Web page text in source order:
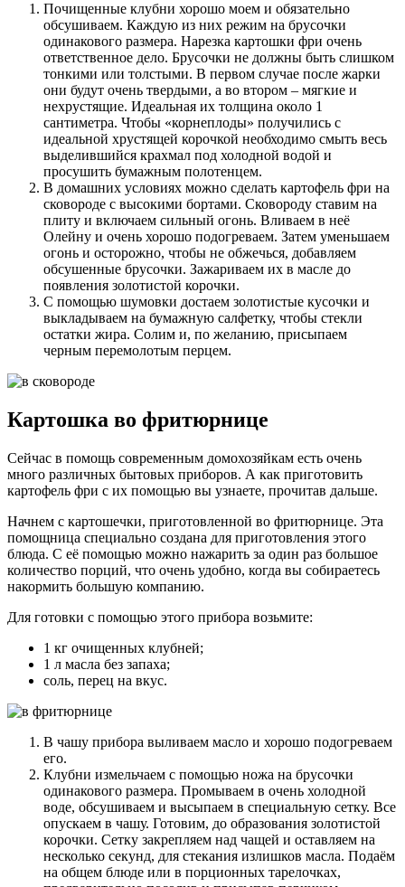
Почищенные клубни хорошо моем и обязательно
обсушиваем. Каждую из них режим на брусочки
одинакового размера. Нарезка картошки фри очень
ответственное дело. Брусочки не должны быть слишком
тонкими или толстыми. В первом случае после жарки
они будут очень твердыми, а во втором – мягкие и
нехрустящие. Идеальная их толщина около 1
сантиметра. Чтобы «корнеплоды» получились с
идеальной хрустящей корочкой необходимо смыть весь
выделившийся крахмал под холодной водой и
просушить бумажным полотенцем.
В домашних условиях можно сделать картофель фри на
сковороде с высокими бортами. Сковороду ставим на
плиту и включаем сильный огонь. Вливаем в неё
Олейну и очень хорошо подогреваем. Затем уменьшаем
огонь и осторожно, чтобы не обжечься, добавляем
обсушенные брусочки. Зажариваем их в масле до
появления золотистой корочки.
С помощью шумовки достаем золотистые кусочки и
выкладываем на бумажную салфетку, чтобы стекли
остатки жира. Солим и, по желанию, присыпаем
черным перемолотым перцем.
Картошка во фритюрнице
Сейчас в помощь современным домохозяйкам есть очень
много различных бытовых приборов. А как приготовить
картофель фри с их помощью вы узнаете, прочитав дальше.
Начнем с картошечки, приготовленной во фритюрнице. Эта
помощница специально создана для приготовления этого
блюда. С её помощью можно нажарить за один раз большое
количество порций, что очень удобно, когда вы собираетесь
накормить большую компанию.
Для готовки с помощью этого прибора возьмите:
1 кг очищенных клубней;
1 л масла без запаха;
соль, перец на вкус.
В чашу прибора выливаем масло и хорошо подогреваем
его.
Клубни измельчаем с помощью ножа на брусочки
одинакового размера. Промываем в очень холодной
воде, обсушиваем и высыпаем в специальную сетку. Все
опускаем в чашу. Готовим, до образования золотистой
корочки. Сетку закрепляем над чащей и оставляем на
несколько секунд, для стекания излишков масла. Подаём
на общем блюде или в порционных тарелочках,